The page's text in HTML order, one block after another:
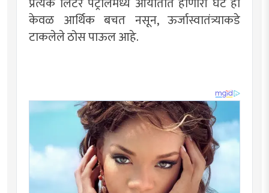
केवळ आर्थिक बचत नसून, ऊर्जास्वातंत्र्याकडे
टाकलेले ठोस पाऊल आहे.